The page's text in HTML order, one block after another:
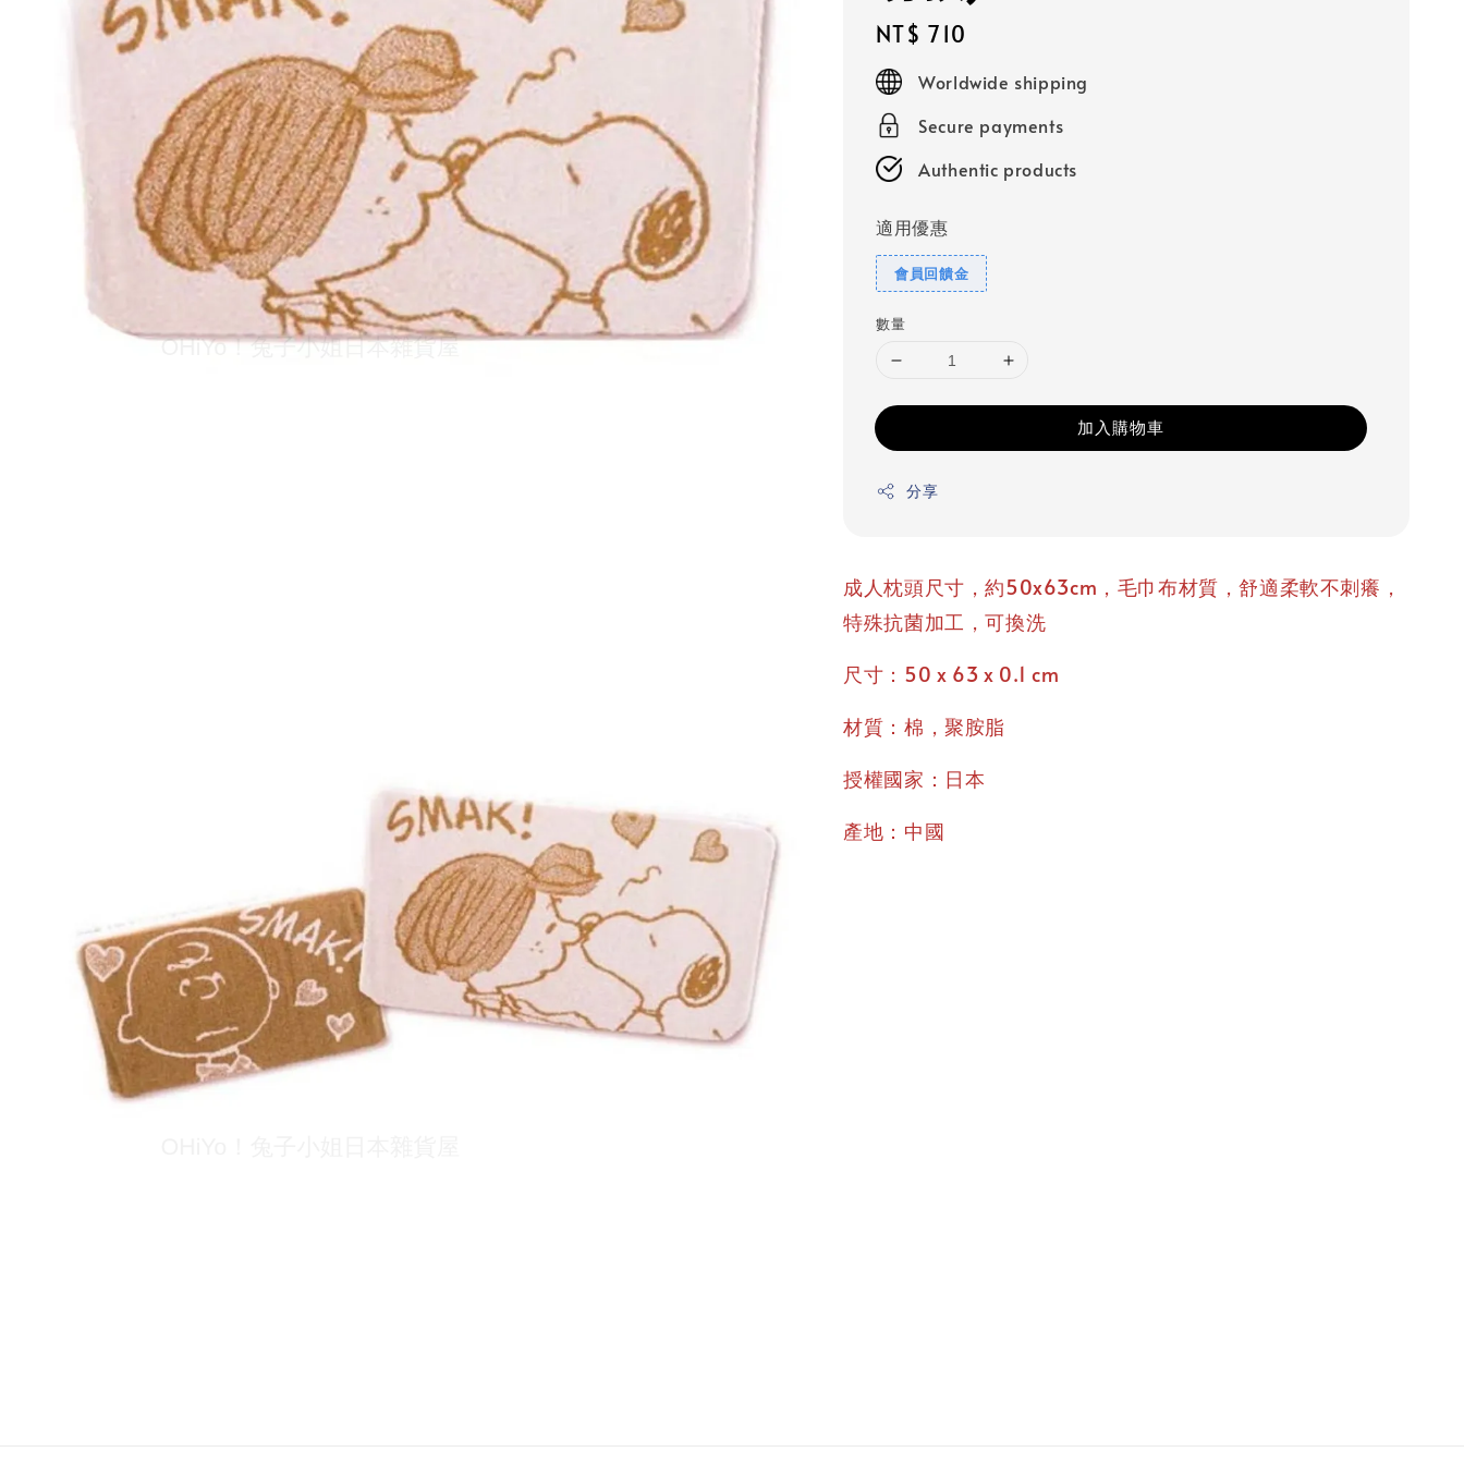
Regular
price
NT$ 710
Worldwide shipping
Secure payments
Authentic products
適用優惠
會員回饋金
數量
加入購物車
分享
成人枕頭尺寸，約50x63cm，毛巾布材質，舒適柔軟不刺癢，
特殊抗菌加工，可換洗
尺寸：50 x 63 x 0.1 cm
材質：棉，聚胺脂
授權國家：日本
產地：中國